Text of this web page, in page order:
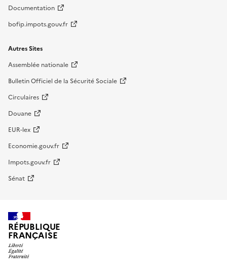
Documentation
bofip.impots.gouv.fr
Autres Sites
Assemblée nationale
Bulletin Officiel de la Sécurité Sociale
Circulaires
Douane
EUR-lex
Economie.gouv.fr
Impots.gouv.fr
Sénat
RÉPUBLIQUE
FRANÇAISE